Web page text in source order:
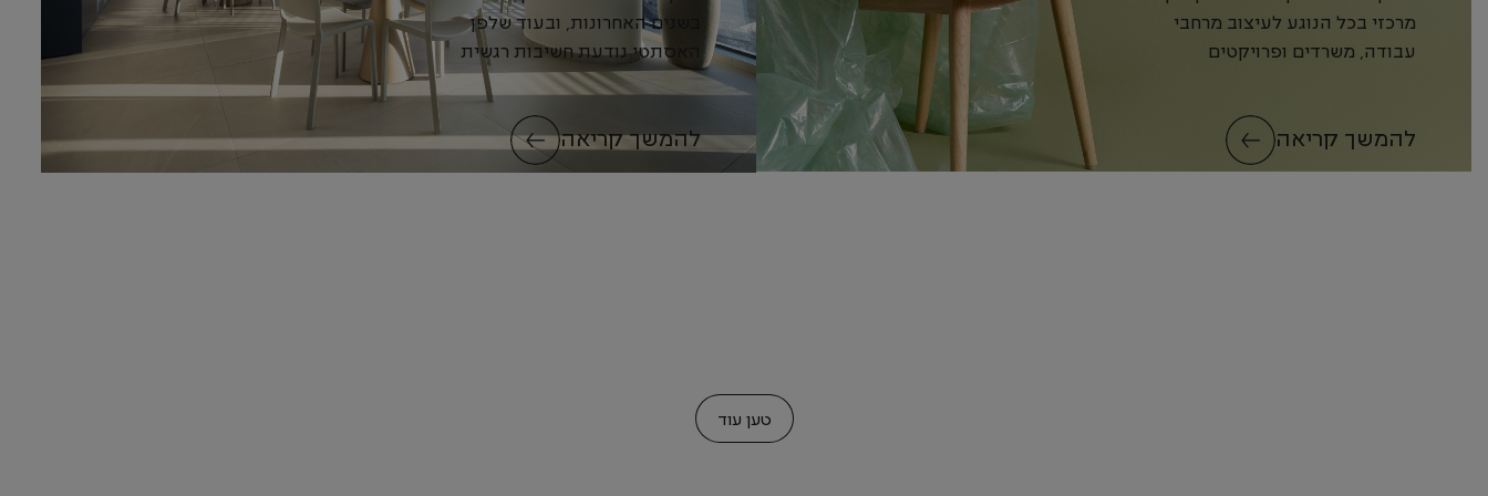
והשפעה
מרכזי בכל הנוגע לעיצוב מרחבי
עבודה, משרדים ופרויקטים
להמשך קריאה
בשנים האחרונות, ובעוד שלפן
האסתטי נודעת חשיבות רגשית
רבה, הוכח...
להמשך קריאה
טען עוד